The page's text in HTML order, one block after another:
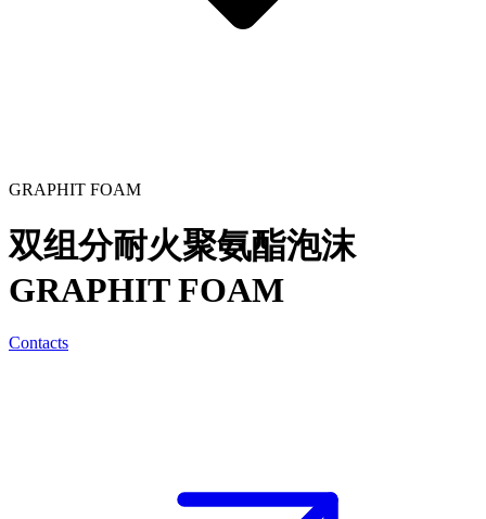
GRAPHIT FOAM
双组分耐火聚氨酯泡沫
GRAPHIT FOAM
Contacts